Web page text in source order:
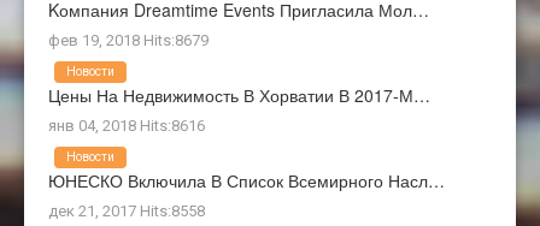
Kомпания Dreamtime Events Пригласила Мол…
фев 19, 2018 Hits:8679
Цены На Недвижимость В Хорватии В 2017-М…
янв 04, 2018 Hits:8616
Новости
ЮНЕСКО Включила В Список Всемирного Насл…
дек 21, 2017 Hits:8558
Новости